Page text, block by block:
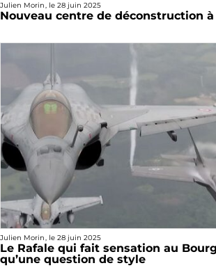
Julien Morin, le 28 juin 2025
Nouveau centre de déconstruction à
Julien Morin, le 28 juin 2025
Le Rafale qui fait sensation au
qu’une question de style